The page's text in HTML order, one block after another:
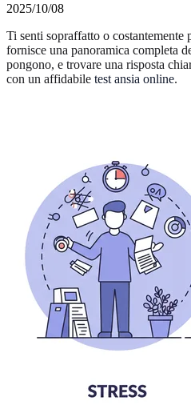
2025/10/08
Ti senti sopraffatto o
fornisce una panoramica completa
pongono, e trovare una risposta
con un affidabile test ansia online.